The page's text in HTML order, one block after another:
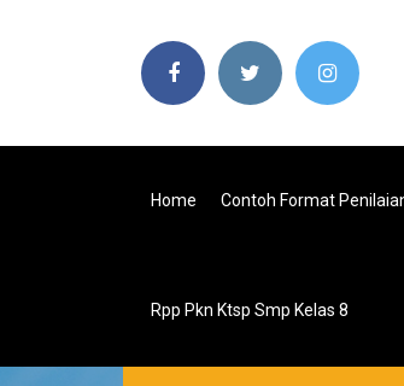
Home Contoh Format
Rpp Pkn Ktsp Smp Kelas 8